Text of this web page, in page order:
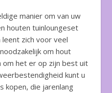
manier om van uw
houten tuinloungeset
zich voor veel
om hout
het er op zijn best uit
kunt u
kopen, die jarenlang